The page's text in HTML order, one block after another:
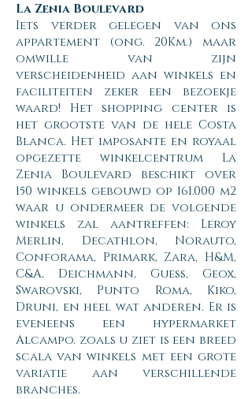
La Zenia Boulevard
Iets verder gelegen van ons
appartement (ong. 20Km.) maar
omwille van zijn
verscheidenheid aan winkels en
faciliteiten zeker een bezoekje
waard! Het shopping center is
het grootste van de hele Costa
Blanca. Het imposante en royaal
opgezette winkelcentrum La
Zenia Boulevard beschikt over
150 winkels gebouwd op 161.000 m2
waar u ondermeer de volgende
winkels zal aantreffen: Leroy
Merlin, Decathlon, Norauto,
Conforama, Primark, Zara, H&M,
C&A, Deichmann, Guess, Geox,
Swarovski, Punto Roma, Kiko,
Druni, en heel wat anderen. Er is
eveneens een hypermarket
Alcampo. zoals u ziet is een breed
scala van winkels met een grote
variatie aan verschillende
branches.